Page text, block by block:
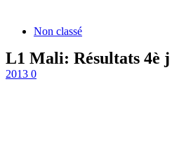
Non classé
L1 Mali: Résultats 4è j
2013 0